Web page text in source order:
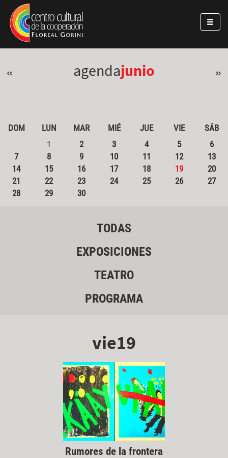
Pasar al contenido principal
Jump to main content
« agendajunio »
DOM LUN MAR MIÉ JUE VIE
SÁB
1
2 3 4 5
6
7
8 9 10 11 12
13
14
15 16 17 18 19
20
21
22 23 24 25 26
27
28
29 30
TODAS
EXPOSICIONES
TEATRO
PROGRAMA
vie19
Rumores de la frontera